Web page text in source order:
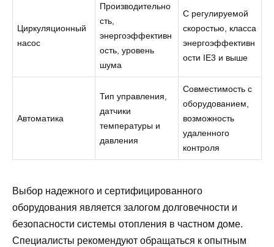
Циркуляционный
насос
Производительно
сть,
энергоэффективн
ость, уровень
шума
С регулируемой
скоростью, класса
энергоэффективн
ости IE3 и выше
Автоматика
Тип управления,
датчики
температуры и
давления
Совместимость с
оборудованием,
возможность
удаленного
контроля
Выбор надежного и сертифицированного
оборудования является залогом долговечности и
безопасности системы отопления в частном доме.
Специалисты рекомендуют обращаться к опытным